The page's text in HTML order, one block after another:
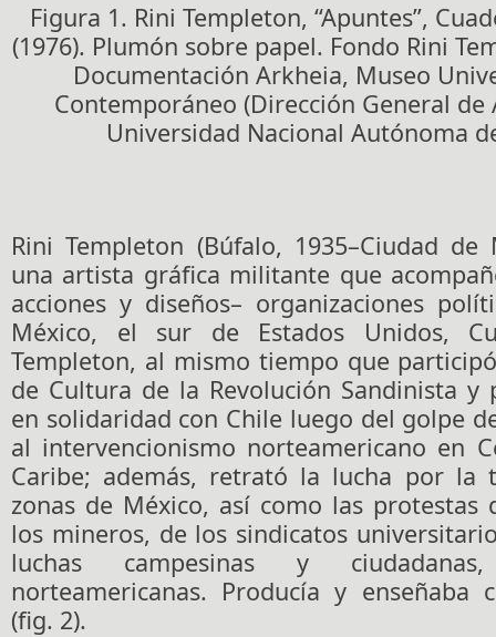
Figura 1. Rini Templeton, “Apuntes”,
(1976). Plumón sobre papel. Fondo Rini
Documentación Arkheia, Museo
Contemporáneo (Dirección General de
Universidad Nacional Autónoma
Rini Templeton (Búfalo, 1935–Ciudad de
una artista gráfica militante que
acciones y diseños– organizaciones
México, el sur de Estados Unidos,
Templeton, al mismo tiempo que
de Cultura de la Revolución Sandinista y
en solidaridad con Chile luego del golpe
al intervencionismo norteamericano en
Caribe; además, retrató la lucha por la
zonas de México, así como las protestas
los mineros, de los sindicatos
luchas campesinas y
norteamericanas. Producía y enseñaba
(fig. 2).